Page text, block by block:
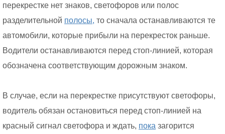
перекрестке нет знаков, светофоров или полос
разделительной полосы, то сначала останавливаются те
автомобили, которые прибыли на перекресток раньше.
Водители останавливаются перед стоп-линией, которая
обозначена соответствующим дорожным знаком.
В случае, если на перекрестке присутствуют светофоры,
водитель обязан остановиться перед стоп-линией на
красный сигнал светофора и ждать, пока загорится